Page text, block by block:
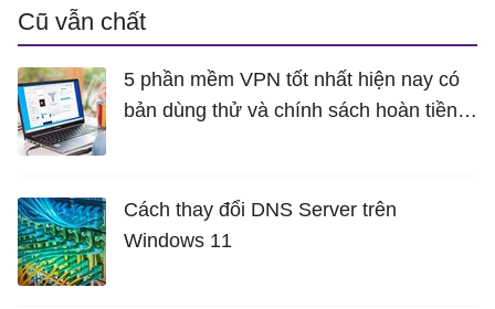
Cũ vẫn chất
5 phần mềm VPN tốt nhất hiện nay có
bản dùng thử và chính sách hoàn tiền
Cách thay đổi DNS Server trên
Windows 11